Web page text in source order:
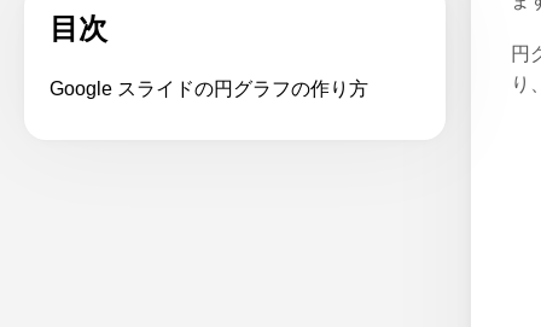
目次
Google スライドの円グラフの作り方
円
り